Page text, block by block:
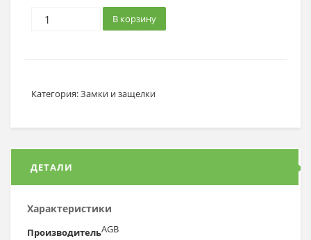
В корзину
Категория:Замки и защелки
ДЕТАЛИ
Характеристики
ПроизводительAGB